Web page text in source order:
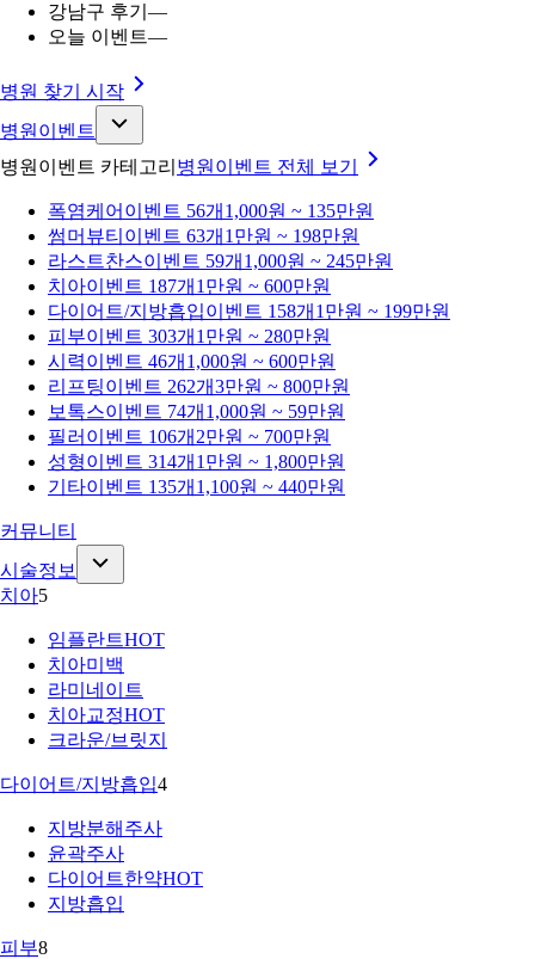
강남구 후기 —
오늘 이벤트—
병원 찾기 시작
병원이벤트
병원이벤트 카테고리 병원이벤트 전체 보기
폭염케어 이벤트 56개 1,000원 ~ 135만원
썸머뷰티 이벤트 63개 1만원 ~ 198만원
라스트찬스이벤트 59개 1,000원 ~ 245만원
치아이벤트 187개 1만원 ~ 600만원
다이어트/지방흡입이벤트 158개 1만원 ~ 199만원
피부이벤트 303개 1만원 ~ 280만원
시력이벤트 46개 1,000원 ~ 600만원
리프팅이벤트 262개3만원 ~ 800만원
보톡스이벤트 74개 1,000원 ~ 59만원
필러 이벤트 106개 2만원 ~ 700만원
성형이벤트 314개 1만원 ~ 1,800만원
기타이벤트 135개 1,100원 ~ 440만원
커뮤니티
시술정보
치아5
임플란트HOT
치아미백
라미네이트
치아교정HOT
크라운/브릿지
다이어트/지방흡입4
지방분해주사
윤곽주사
다이어트한약HOT
지방흡입
피부8